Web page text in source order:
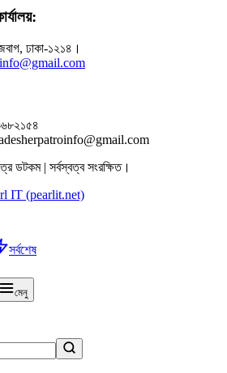
ঢাকা-১২১৪।
ডটকম | সর্বস্বত্ব সংরক্ষিত।
IT (pearlit.net)
সর্বশেষ
মেনু